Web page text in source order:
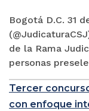
Bogotá D.C. 31
de la Rama
personas
Tercer
con enfoque